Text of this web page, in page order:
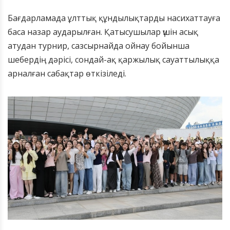
Бағдарламада ұлттық құндылықтарды насихаттауға
баса назар аударылған. Қатысушылар үшін асық
атудан турнир, сазсырнайда ойнау бойынша
шебердің дәрісі, сондай-ақ қаржылық сауаттылыққа
арналған сабақтар өткізіледі.